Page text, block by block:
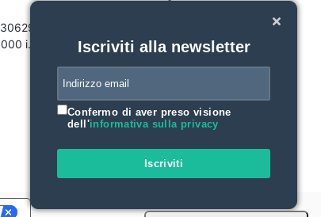
i.v.
Iscriviti alla newsletter
Confermo di aver preso visione
dell'informativa sulla privacy
Iscriviti